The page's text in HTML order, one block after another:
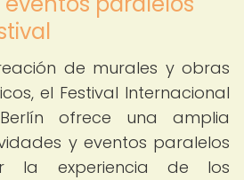
de murales y obras
el Festival Internacional
ofrece una amplia
y eventos paralelos
la experiencia de los